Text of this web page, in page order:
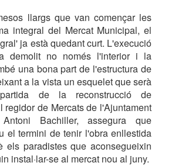
llargs que van començar les
integral del Mercat Municipal, el
ja està quedant curt. L'execució
demolit no només l'interior i la
una bona part de l'estructura de
a la vista un esquelet que serà
de la reconstrucció de
regidor de Mercats de l'Ajuntament
Bachiller, assegura que
el termini de tenir l'obra enllestida
els paradistes que aconsegueixin
instal·lar-se al mercat nou al juny.